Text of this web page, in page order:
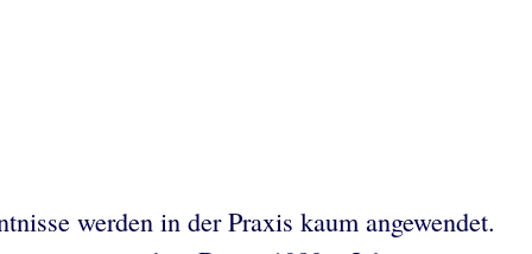
werden in der Praxis kaum angewendet.